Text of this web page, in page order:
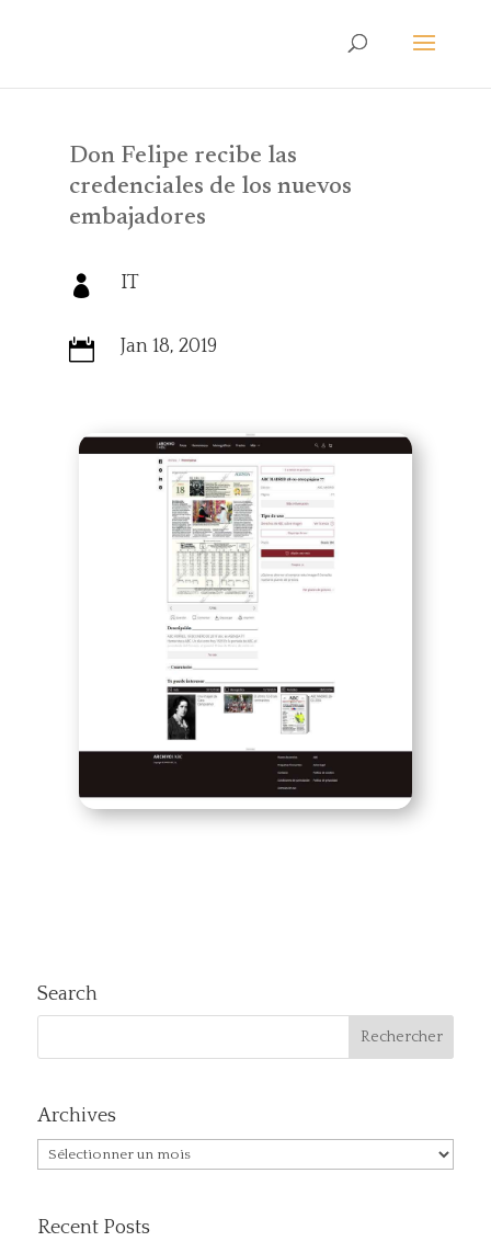
Don Felipe recibe las
credenciales de los nuevos
embajadores
 IT
 Jan 18, 2019
Search
Archives
Archives
Recent Posts